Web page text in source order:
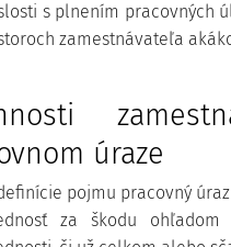
s plnením pracovných
zamestnávateľa
úraze
pojmu pracovný
za škodu